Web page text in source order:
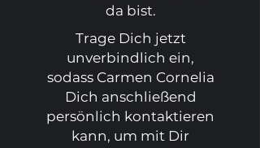
da bist.
Trage Dich jetzt
unverbindlich ein,
sodass Carmen Cornelia
Dich anschließend
persönlich kontaktieren
kann, um mit Dir